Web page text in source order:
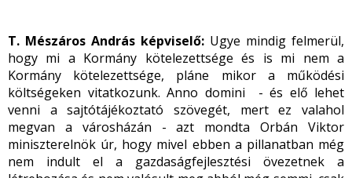
T. Mészáros András képviselő: Ugye mindig felmerül,
hogy mi a Kormány kötelezettsége és is mi nem a
Kormány kötelezettsége, pláne mikor a működési
költségeken vitatkozunk. Anno domini - és elő lehet
venni a sajtótájékoztató szövegét, mert ez valahol
megvan a városházán - azt mondta Orbán Viktor
miniszterelnök úr, hogy mivel ebben a pillanatban még
nem indult el a gazdaságfejlesztési övezetnek a